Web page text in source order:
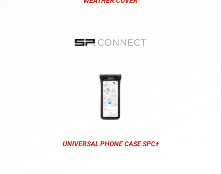
UNIVERSAL PHONE CASE SPC+